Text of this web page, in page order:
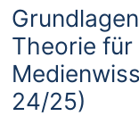
Theorie für
24/25)